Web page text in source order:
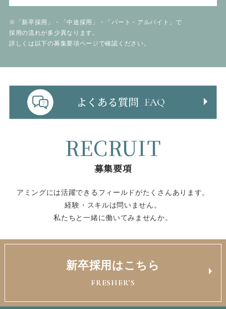
※「新卒採用」・「中途採用」・「パート・アルバイト」で
採用の流れが多少異なります。
詳しくは以下の募集要項ページで確認ください。
RECRUIT
募集要項
アミングには活躍できるフィールドがたくさんあります。
経験・スキルは問いません。
私たちと一緒に働いてみませんか。
新卒採用はこちら
FRESHER’S